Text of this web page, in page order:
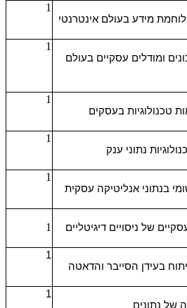
מידע בעולם אינטרנטי
1
ומודלים עסקיים בעולם
1
טכנולוגיות בעסקים
1
נתוני ענק
1
בנתוני אנליטיקה עסקית
1
של ניסויים דיגיטליים 1
בעידן הסייבר והדאטה
1
של נתונים
1